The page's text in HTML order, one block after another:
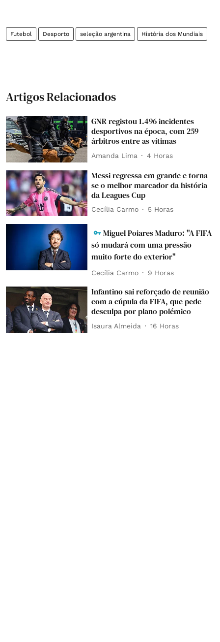
Futebol Desporto seleção argentina História dos Mundiais
Artigos Relacionados
GNR registou 1.496 incidentes
desportivos na época, com 259
árbitros entre as vítimas
Amanda Lima 4 Horas
Messi regressa em grande e torna-
se o melhor marcador da história
da Leagues Cup
Cecília Carmo 5 Horas
Miguel Poiares Maduro: "A FIFA
só mudará com uma pressão
muito forte do exterior"
Cecília Carmo 9 Horas
Infantino sai reforçado de reunião
com a cúpula da FIFA, que pede
desculpa por plano polémico
Isaura Almeida 16 Horas